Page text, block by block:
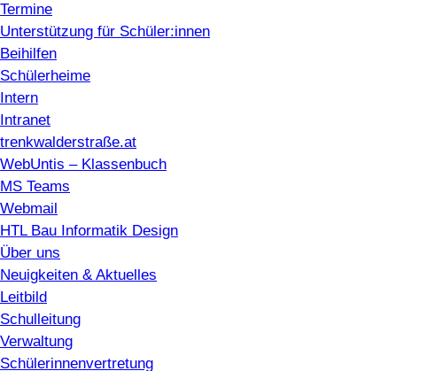
Termine
Unterstützung für Schüler:innen
Beihilfen
Schülerheime
Intern
Intranet
trenkwalderstraße.at
WebUntis – Klassenbuch
MS Teams
Webmail
HTL Bau Informatik Design
Über uns
Neuigkeiten & Aktuelles
Leitbild
Schulleitung
Verwaltung
Schülerinnenvertretung